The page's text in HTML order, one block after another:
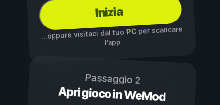
Inizia
...oppure visitaci dal tuoPC per scaricare
l'app
Passaggio 2
Apri gioco in WeMod